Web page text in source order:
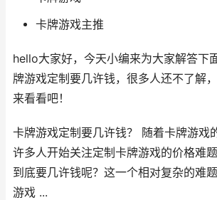
卡牌游戏主推
hello大家好，今天小编来为大家解答下
牌游戏定制要几许钱，很多人还不了解
来看看吧！
卡牌游戏定制要几许钱？ 随着卡牌游戏
许多人开始关注定制卡牌游戏的价格难
到底要几许钱呢？这一个相对复杂的难
游戏 ...